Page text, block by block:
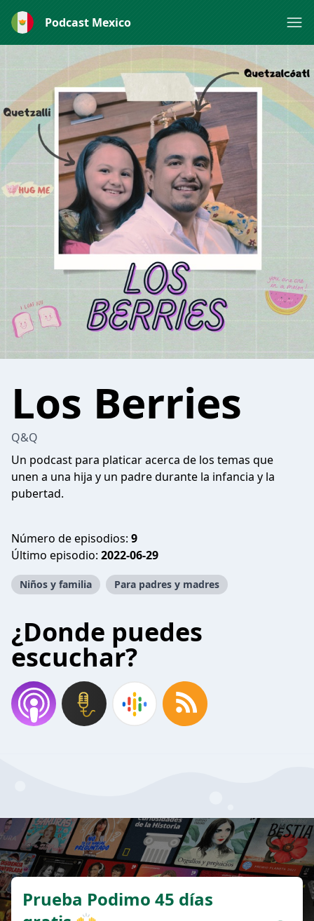
Podcast Mexico
Los Berries
Q&Q
Un podcast para platicar acerca de los temas que
unen a una hija y un padre durante la infancia y la
pubertad.
Número de episodios: 9
Último episodio: 2022-06-29
Niños y familia Para padres y madres
¿Donde puedes
escuchar?
Prueba Podimo 45 días